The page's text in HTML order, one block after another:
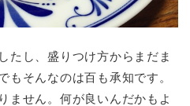
たし、盛りつけ方からまだま
そんなのは百も承知です。
ません。何が良いんだかもよ